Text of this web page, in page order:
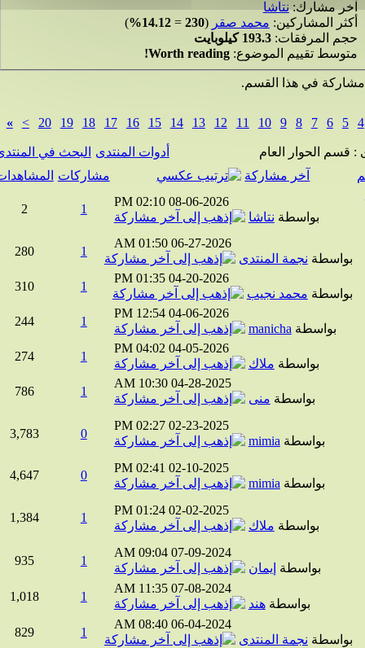
مشارك:نتاشا
المشاركين:محمد صقر(
230
=
14.12%
)
المرفقات:193.3 كيلوبايت
تقييم الموضوع:Worth reading!
في هذا القسم.
5
6
7
8
9
10
11
12
13
14
15
16
17
18
19
20
>
»
الحوار العام أدوات المنتدى البحث في المنتدى
آخر مشاركة
مشاركات المشاهدات
08-06-2026
02:10 PM
بواسطةنتاشا
06-27-2026
01:50 AM
نجمة المنتدى
280
04-20-2026
01:35 PM
محمد نجيب
310
04-06-2026
12:54 PM
بواسطةmanicha
244
04-05-2026
04:02 PM
بواسطةملاك
274
04-28-2025
10:30 AM
بواسطةمنى
786
02-23-2025
02:27 PM
بواسطةmimia
3,783
02-10-2025
02:41 PM
بواسطةmimia
4,647
02-02-2025
01:24 PM
بواسطةملاك
1,384
07-09-2024
09:04 AM
بواسطةإيمان
935
07-08-2024
11:35 AM
بواسطةهند
1,018
06-04-2024
08:40 AM
نجمة المنتدى
829